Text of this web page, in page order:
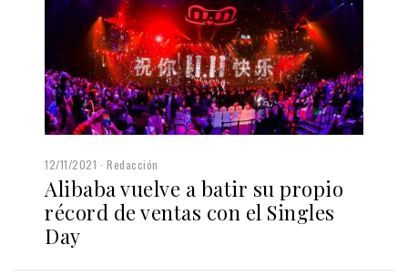
12/11/2021 Redacción
Alibaba vuelve a batir su propio
récord de ventas con el Singles
Day